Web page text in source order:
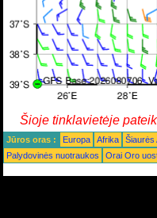
Šioje tinklavietėje
Jūros oras : Europa Afrika Šiaurės
Palydovinės nuotraukos
Orai Oro